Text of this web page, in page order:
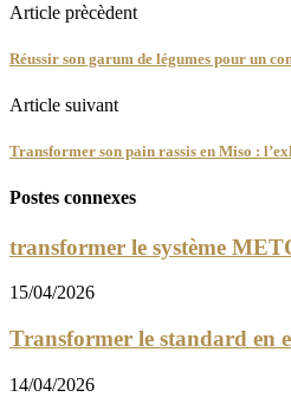
Article prècèdent
Réussir son garum de légumes pour un
Article suivant
Transformer son pain rassis en Miso :
Postes connexes
transformer le système
15/04/2026
Transformer le standard en
14/04/2026